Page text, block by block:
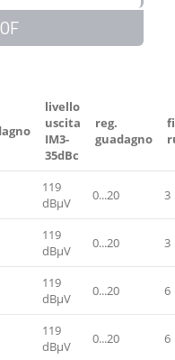
livello
uscita
IM3-
35dBc
reg.
guadagno
119
dBμV
0...20 3
119
dBμV
0...20 3
119
dBμV
0...20 6
119
dBμV
0...20 6